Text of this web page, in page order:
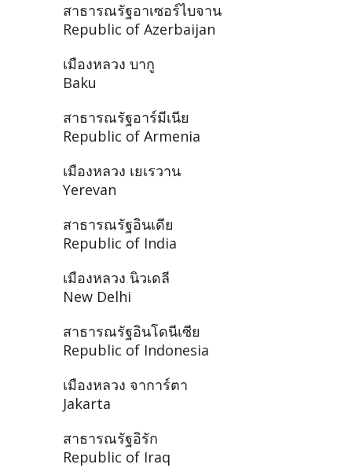
สาธารณรัฐอาเซอร์ไบจาน
Republic of Azerbaijan
เมืองหลวง บากู
Baku
สาธารณรัฐอาร์มีเนีย
Republic of Armenia
เมืองหลวง เยเรวาน
Yerevan
สาธารณรัฐอินเดีย
Republic of India
เมืองหลวง นิวเดลี
New Delhi
สาธารณรัฐอินโดนีเซีย
Republic of Indonesia
เมืองหลวง จาการ์ตา
Jakarta
สาธารณรัฐอิรัก
Republic of Iraq